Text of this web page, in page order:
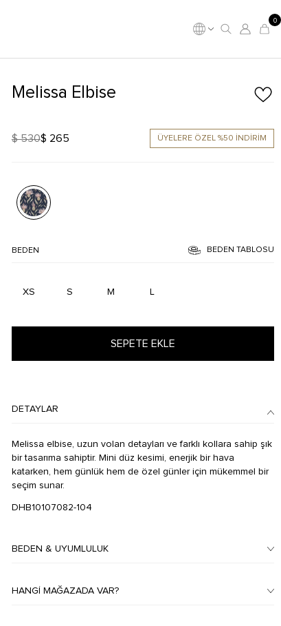
0
Melissa Elbise
$ 530$ 265 ÜYELERE ÖZEL %50 İNDİRİM
BEDEN BEDEN TABLOSU
XS S M L
SEPETE EKLE
DETAYLAR
Melissa elbise, uzun volan detayları ve farklı kollara sahip şık
bir tasarıma sahiptir. Mini düz kesimi, enerjik bir hava
katarken, hem günlük hem de özel günler için mükemmel bir
seçim sunar.
DHB10107082-104
BEDEN & UYUMLULUK
HANGI MAĞAZADA VAR?